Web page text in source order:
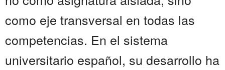
como eje transversal en todas las
competencias. En el sistema
universitario español, su desarrollo ha